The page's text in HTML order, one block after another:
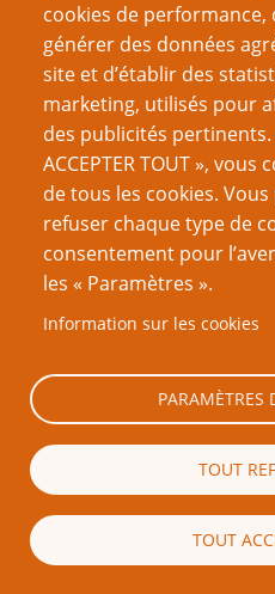
Article original :Running an
Note
No votes yet
NdT : Pour rappel, la subdivision
dans un article complémentaire,
Meccano pour votre campagne ptgptb
monde veut être le maître du monde
continue
ses quelques trucs
plusieurs séances.
NdT : Personnages proactifs et
aborde justement les
cookies de
générer des données
site et d’établir des
marketing, utilisés pour
des publicités
ACCEPTER TOUT »,
de tous les cookies.
refuser chaque type de
consentement pour
les « Paramètres ».
Information sur les cookies
PARAMÈTRES
TOUT
TOUT